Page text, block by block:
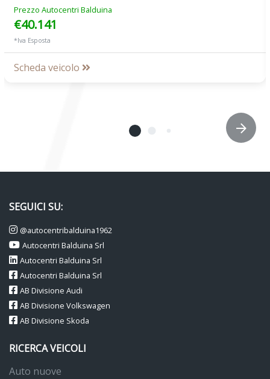
Prezzo Autocentri Balduina
€40.141
*Iva Esposta
Scheda veicolo
SEGUICI SU:
@autocentribalduina1962
Autocentri Balduina Srl
Autocentri Balduina Srl
Autocentri Balduina Srl
AB Divisione Audi
AB Divisione Volkswagen
AB Divisione Skoda
RICERCA VEICOLI
Auto nuove